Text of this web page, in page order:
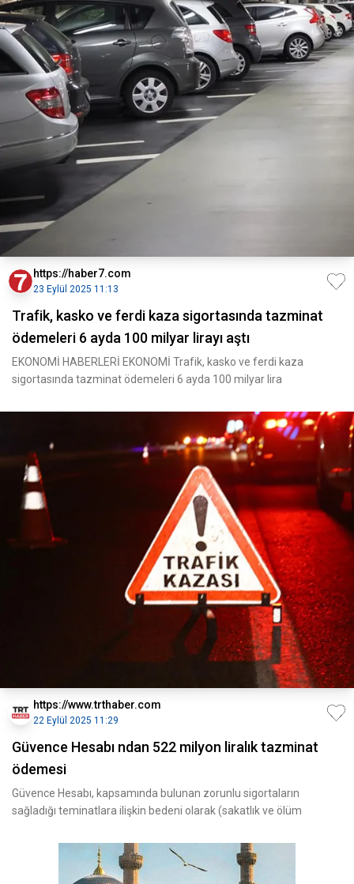
https://haber7.com
23 Eylül 2025 11:13
Trafik, kasko ve ferdi kaza sigortasında tazminat
ödemeleri 6 ayda 100 milyar lirayı aştı
EKONOMİ HABERLERİ EKONOMİ Trafik, kasko ve ferdi kaza
sigortasında tazminat ödemeleri 6 ayda 100 milyar lira
https://www.trthaber.com
22 Eylül 2025 11:29
Güvence Hesabı ndan 522 milyon liralık tazminat
ödemesi
Güvence Hesabı, kapsamında bulunan zorunlu sigortaların
sağladığı teminatlara ilişkin bedeni olarak (sakatlık ve ölüm